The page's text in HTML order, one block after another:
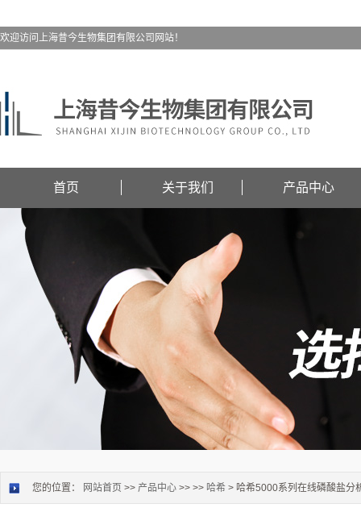
欢迎访问上海昔今生物集团有限公司网站！
首页 关于我们 产品中心
您的位置： 网站首页 >> 产品中心 >> >> 哈希 > 哈希5000系列在线磷酸盐分